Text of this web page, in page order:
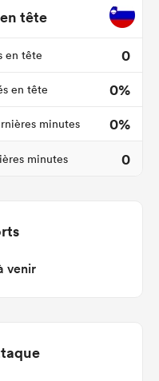
tête
en tête
0
en tête
0%
minutes
0%
minutes 0
venir